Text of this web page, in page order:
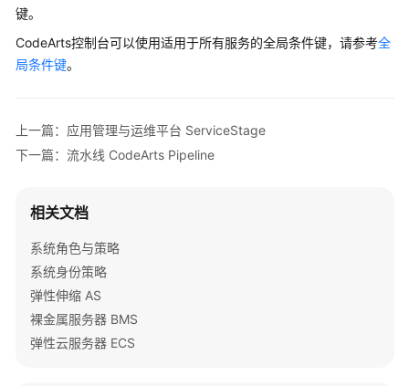
键。
CodeArts控制台可以使用适用于所有服务的全局条件键，请参考全
局条件键。
上一篇：应用管理与运维平台 ServiceStage
下一篇：流水线 CodeArts Pipeline
相关文档
系统角色与策略
系统身份策略
弹性伸缩 AS
裸金属服务器 BMS
弹性云服务器 ECS